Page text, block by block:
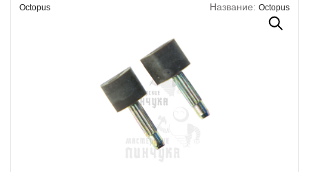
Octopus Название: Octopus